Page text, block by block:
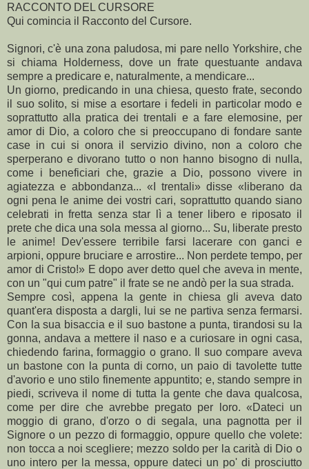
RACCONTO DEL CURSORE
Qui comincia il Racconto del Cursore.
Signori, c'è una zona paludosa, mi pare nello Yorkshire, che
si chiama Holderness, dove un frate questuante andava
sempre a predicare e, naturalmente, a mendicare...
Un giorno, predicando in una chiesa, questo frate, secondo
il suo solito, si mise a esortare i fedeli in particolar modo e
soprattutto alla pratica dei trentali e a fare elemosine, per
amor di Dio, a coloro che si preoccupano di fondare sante
case in cui si onora il servizio divino, non a coloro che
sperperano e divorano tutto o non hanno bisogno di nulla,
come i beneficiari che, grazie a Dio, possono vivere in
agiatezza e abbondanza... «I trentali» disse «liberano da
ogni pena le anime dei vostri cari, soprattutto quando siano
celebrati in fretta senza star lì a tener libero e riposato il
prete che dica una sola messa al giorno... Su, liberate presto
le anime! Dev'essere terribile farsi lacerare con ganci e
arpioni, oppure bruciare e arrostire... Non perdete tempo, per
amor di Cristo!» E dopo aver detto quel che aveva in mente,
con un "qui cum patre" il frate se ne andò per la sua strada.
Sempre così, appena la gente in chiesa gli aveva dato
quant'era disposta a dargli, lui se ne partiva senza fermarsi.
Con la sua bisaccia e il suo bastone a punta, tirandosi su la
gonna, andava a mettere il naso e a curiosare in ogni casa,
chiedendo farina, formaggio o grano. Il suo compare aveva
un bastone con la punta di corno, un paio di tavolette tutte
d'avorio e uno stilo finemente appuntito; e, stando sempre in
piedi, scriveva il nome di tutta la gente che dava qualcosa,
come per dire che avrebbe pregato per loro. «Dateci un
moggio di grano, d'orzo o di segala, una pagnotta per il
Signore o un pezzo di formaggio, oppure quello che volete:
non tocca a noi scegliere; mezzo soldo per la carità di Dio o
uno intero per la messa, oppure dateci un po' di prosciutto